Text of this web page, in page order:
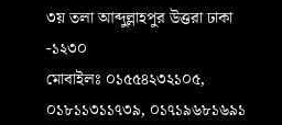
৩য় তলা আব্দুল্লাহপুর উত্তরা ঢাকা
-১২৩০
মোবাইলঃ ০১৫৫৪২৩২১০৫,
০১৮১১৩১১৭৩৯, ০১৭১৯৬৮১৬৯১